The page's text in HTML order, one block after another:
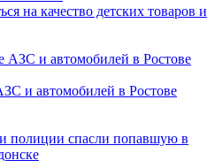
на качество детских товаров и
и автомобилей в Ростове